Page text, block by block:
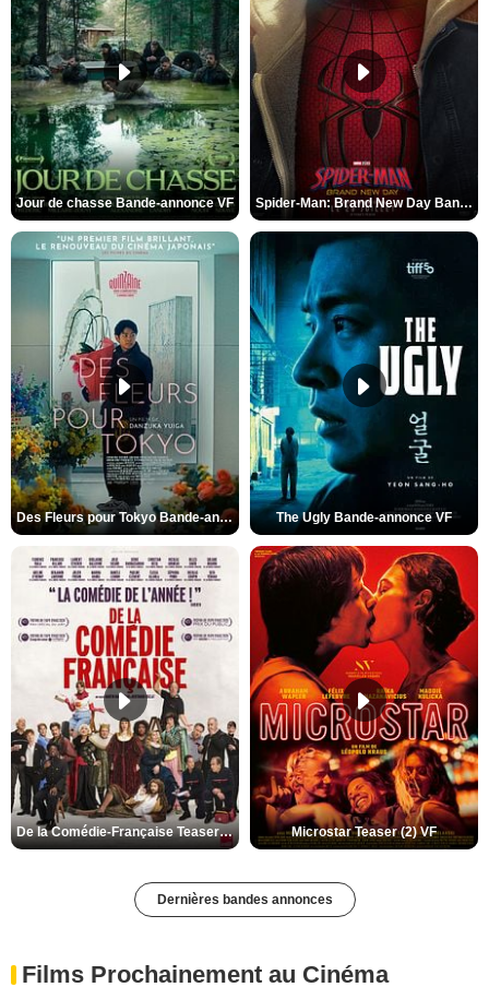
Jour de chasse Bande-annonce VF Spider-Man: Brand New Day Bande-annonce (3) VO STFR
Des Fleurs pour Tokyo Bande-annonce VO STFR The Ugly Bande-annonce VF
De la Comédie-Française Teaser (3) VF Microstar Teaser (2) VF
Dernières bandes annonces
Films Prochainement au Cinéma